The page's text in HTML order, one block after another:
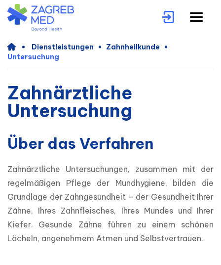
Dienstleistungen
Zahnheilkunde
Untersuchung
Zahnärztliche
Untersuchung
Über das Verfahren
Zahnärztliche Untersuchungen, zusammen mit der
regelmäßigen Pflege der Mundhygiene, bilden die
Grundlage der Zahngesundheit – der Gesundheit Ihrer
Zähne, Ihres Zahnfleisches, Ihres Mundes und Ihrer
Kiefer. Gesunde Zähne führen zu einem schönen
Lächeln, angenehmem Atmen und Selbstvertrauen.